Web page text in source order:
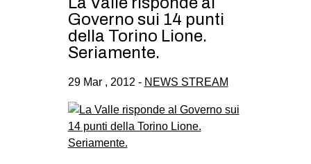
Governo sui 14 punti
della Torino Lione.
Seriamente.
29 Mar , 2012 - NEWS STREAM